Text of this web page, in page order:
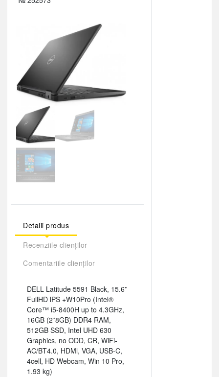
Detalii produs
Recenziile clienților
Comentariile clienților
DELL Latitude 5591 Black, 15.6''
FullHD lPS +W10Pro (Intel®
Core™ i5-8400H up to 4.3GHz,
16GB (2*8GB) DDR4 RAM,
512GB SSD, Intel UHD 630
Graphics, no ODD, CR, WiFi-
AC/BT4.0, HDMl, VGA, USB-C,
4cell, HD Webcam, Win 10 Pro,
1.93 kg)